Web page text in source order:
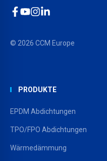
© 2026 CCM Europe
PRODUKTE
EPDM Abdichtungen
TPO/FPO Abdichtungen
Wärmedämmung